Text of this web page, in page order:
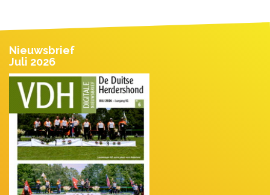
Nieuwsbrief
Juli 2026